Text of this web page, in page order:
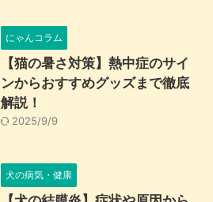
にゃんコラム
【猫の暑さ対策】熱中症のサイ
ンからおすすめグッズまで徹底
解説！
2025/9/9
犬の病気・健康